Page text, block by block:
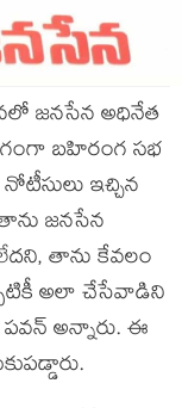
జనసేన అధినేత
బహిరంగ సభ
ఇచ్చిన
జనసేన
తాను కేవలం
అలా చేసేవాడిని
పవన్ అన్నారు. ఈ